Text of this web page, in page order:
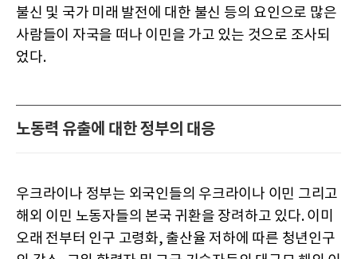
불신 및 국가 미래 발전에 대한 불신 등의 요인으로 많은
사람들이 자국을 떠나 이민을 가고 있는 것으로 조사되
었다.
노동력 유출에 대한 정부의 대응
우크라이나 정부는 외국인들의 우크라이나 이민 그리고
해외 이민 노동자들의 본국 귀환을 장려하고 있다. 이미
오래 전부터 인구 고령화, 출산율 저하에 따른 청년인구